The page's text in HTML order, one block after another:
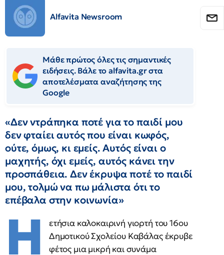
Alfavita Newsroom
Μάθε πρώτος όλες τις σημαντικές
ειδήσεις. Βάλε το alfavita.gr στα
αποτελέσματα αναζήτησης της
Google
«Δεν ντράπηκα ποτέ για το παιδί μου
δεν φταίει αυτός που είναι κωφός,
ούτε, όμως, κι εμείς. Αυτός είναι ο
μαχητής, όχι εμείς, αυτός κάνει την
προσπάθεια. Δεν έκρυψα ποτέ το παιδί
μου, τολμώ να πω μάλιστα ότι το
επέβαλα στην κοινωνία»
H
ετήσια καλοκαιρινή γιορτή του 16ου
Δημοτικού Σχολείου Καβάλας έκρυβε
φέτος μια μικρή και συνάμα